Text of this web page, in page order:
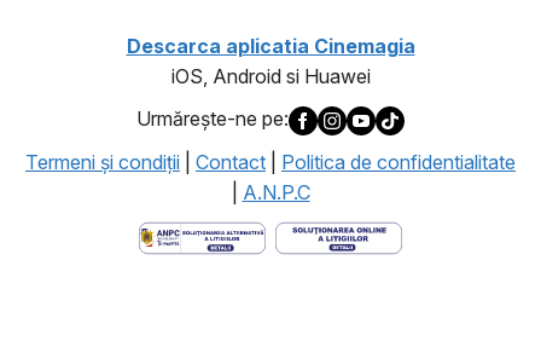
Descarca aplicatia Cinemagia
iOS, Android si Huawei
Urmăreşte-ne pe:
Termeni şi condiţii
Contact
Politica de confidentialitate
A.N.P.C